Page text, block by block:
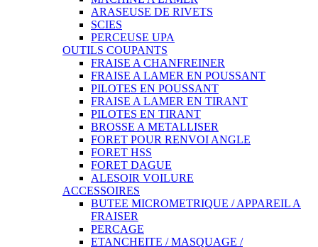
ARASEUSE DE RIVETS
SCIES
PERCEUSE UPA
OUTILS COUPANTS
FRAISE A CHANFREINER
FRAISE A LAMER EN POUSSANT
PILOTES EN POUSSANT
FRAISE A LAMER EN TIRANT
PILOTES EN TIRANT
BROSSE A METALLISER
FORET POUR RENVOI ANGLE
FORET HSS
FORET DAGUE
ALESOIR VOILURE
ACCESSOIRES
BUTEE MICROMETRIQUE / APPAREIL A
FRAISER
PERCAGE
ETANCHEITE / MASQUAGE /